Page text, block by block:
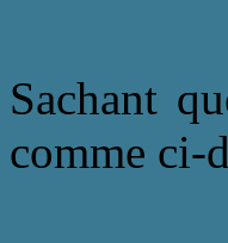
Sachant
comme ci-